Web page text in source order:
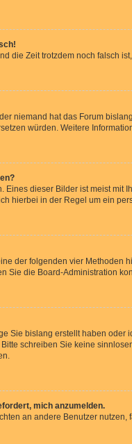
die Zeit trotzdem noch falsch
niemand hat das Forum
würden. Weitere
dieser Bilder ist meist
hierbei in der Regel um ein
der folgenden vier
Sie die Board-Administration
Sie bislang erstellt haben
schreiben Sie keine
mich anzumelden.
an andere Benutzer